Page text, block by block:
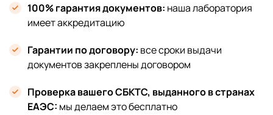
100% гарантия документов: наша лаборатория
имеет аккредитацию
Гарантии по договору: все сроки выдачи
документов закреплены договором
Проверка вашего СБКТС, выданного в странах
ЕАЭС: мы делаем это бесплатно